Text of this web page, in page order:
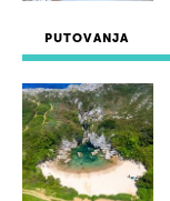
PUTOVANJA